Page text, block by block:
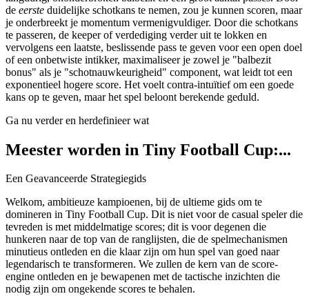
de eerste duidelijke schotkans te nemen, zou je kunnen scoren, maar
je onderbreekt je momentum vermenigvuldiger. Door die schotkans
te passeren, de keeper of verdediging verder uit te lokken en
vervolgens een laatste, beslissende pass te geven voor een open doel
of een onbetwiste intikker, maximaliseer je zowel je "balbezit
bonus" als je "schotnauwkeurigheid" component, wat leidt tot een
exponentieel hogere score. Het voelt contra-intuïtief om een goede
kans op te geven, maar het spel beloont berekende geduld.
Ga nu verder en herdefinieer wat
Meester worden in Tiny Football Cup:...
Een Geavanceerde Strategiegids
Welkom, ambitieuze kampioenen, bij de ultieme gids om te
domineren in Tiny Football Cup. Dit is niet voor de casual speler die
tevreden is met middelmatige scores; dit is voor degenen die
hunkeren naar de top van de ranglijsten, die de spelmechanismen
minutieus ontleden en die klaar zijn om hun spel van goed naar
legendarisch te transformeren. We zullen de kern van de score-
engine ontleden en je bewapenen met de tactische inzichten die
nodig zijn om ongekende scores te behalen.